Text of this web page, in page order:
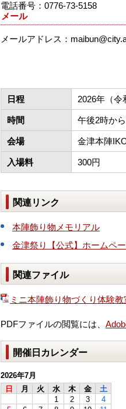
電話番号：0776-73-5158
メール
メールアドレス：
日程 2026年（令
時間 午後2時か
会場 金津本陣
入場料 300円
関連リンク
本陣飾り物メモリアル
金津祭り【公式】ホームペ
関連ファイル
ミニ本陣飾り物づくり体験
PDFファイルの閲覧には、
開催日カレンダー
2026年7月
日
月 火 水 木 金
土
1
2 3
4